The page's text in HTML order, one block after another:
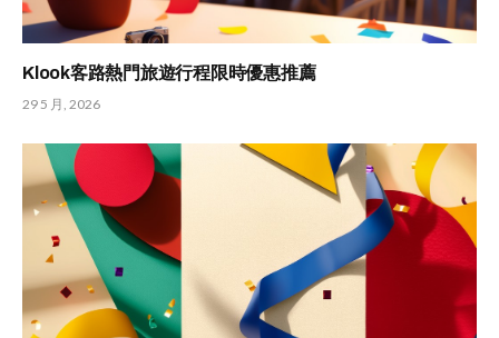
Klook客路熱門旅遊行程限時優惠推薦
29 5 月, 2026